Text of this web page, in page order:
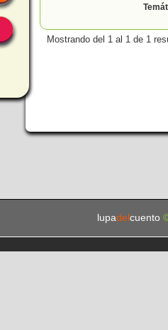
Mostrando del 1 al 1 de 1
lupadel cuento